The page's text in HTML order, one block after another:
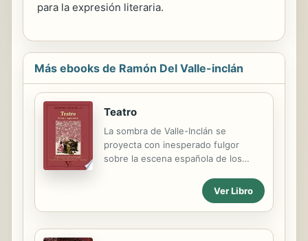
para la expresión literaria.
Más ebooks de Ramón Del Valle-inclán
Teatro
La sombra de Valle-Inclán se
proyecta con inesperado fulgor
sobre la escena española de los
tras él, resultara difícil volver a hacer
girar la rueda de Tespis y poner de
nuevo en marcha la rodante caravana
del teatro. También porque, después
Ver Libro